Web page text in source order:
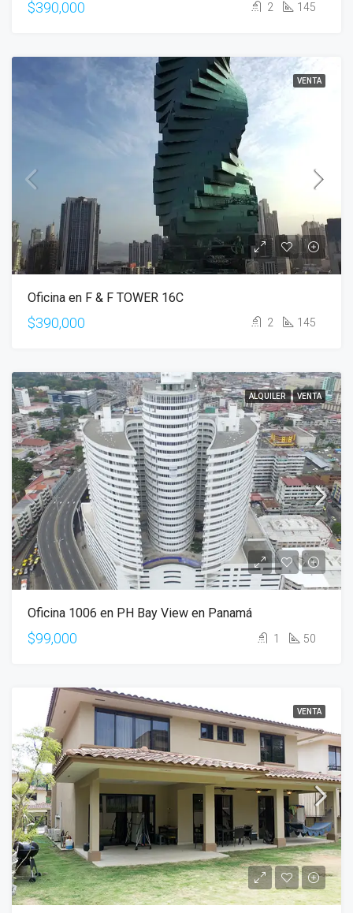
$390,000 2 145
VENTA
Oficina en F & F TOWER 16C
$390,000 2 145
ALQUILER VENTA
Oficina 1006 en PH Bay View en Panamá
$99,000 1 50
VENTA